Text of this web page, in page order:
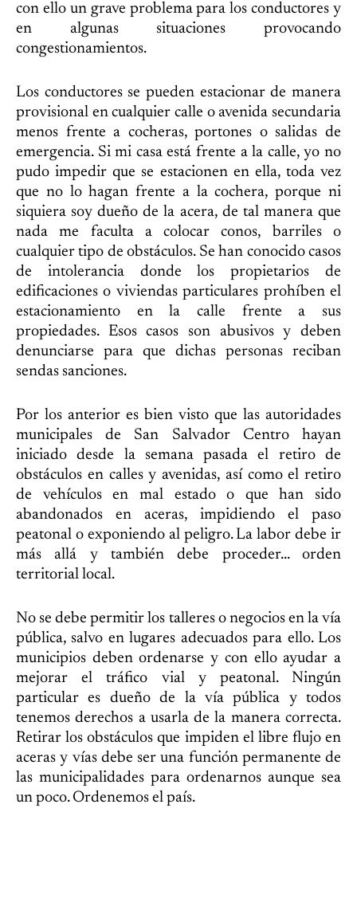
con ello un grave problema para los conductores y
en algunas situaciones provocando
congestionamientos.
Los conductores se pueden estacionar de manera
provisional en cualquier calle o avenida secundaria
menos frente a cocheras, portones o salidas de
emergencia. Si mi casa está frente a la calle, yo no
pudo impedir que se estacionen en ella, toda vez
que no lo hagan frente a la cochera, porque ni
siquiera soy dueño de la acera, de tal manera que
nada me faculta a colocar conos, barriles o
cualquier tipo de obstáculos. Se han conocido casos
de intolerancia donde los propietarios de
edificaciones o viviendas particulares prohíben el
estacionamiento en la calle frente a sus
propiedades. Esos casos son abusivos y deben
denunciarse para que dichas personas reciban
sendas sanciones.
Por los anterior es bien visto que las autoridades
municipales de San Salvador Centro hayan
iniciado desde la semana pasada el retiro de
obstáculos en calles y avenidas, así como el retiro
de vehículos en mal estado o que han sido
abandonados en aceras, impidiendo el paso
peatonal o exponiendo al peligro. La labor debe ir
más allá y también debe proceder... orden
territorial local.
No se debe permitir los talleres o negocios en la vía
pública, salvo en lugares adecuados para ello. Los
municipios deben ordenarse y con ello ayudar a
mejorar el tráfico vial y peatonal. Ningún
particular es dueño de la vía pública y todos
tenemos derechos a usarla de la manera correcta.
Retirar los obstáculos que impiden el libre flujo en
aceras y vías debe ser una función permanente de
las municipalidades para ordenarnos aunque sea
un poco. Ordenemos el país.